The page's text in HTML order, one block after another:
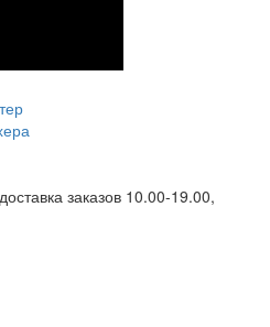
заказов 10.00-19.00,